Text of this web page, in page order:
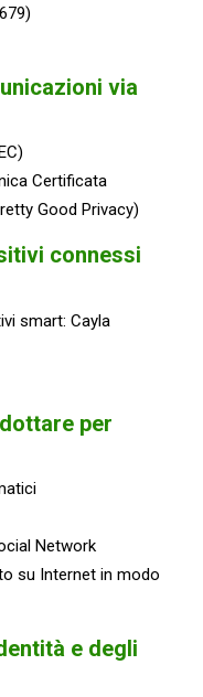
via
Certificata
Good Privacy)
connessi
smart: Cayla
per
Network
su Internet in modo
e degli